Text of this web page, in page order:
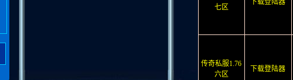
七区
下载登陆器
传奇私服1.76
六区
下载登陆器